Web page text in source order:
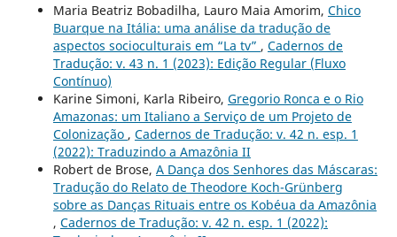
Maria Beatriz Bobadilha, Lauro Maia Amorim, Chico
Buarque na Itália: uma análise da tradução de
aspectos socioculturais em “La tv” , Cadernos de
Tradução: v. 43 n. 1 (2023): Edição Regular (Fluxo
Contínuo)
Karine Simoni, Karla Ribeiro, Gregorio Ronca e o Rio
Amazonas: um Italiano a Serviço de um Projeto de
Colonização , Cadernos de Tradução: v. 42 n. esp. 1
(2022): Traduzindo a Amazônia II
Robert de Brose, A Dança dos Senhores das Máscaras:
Tradução do Relato de Theodore Koch-Grünberg
sobre as Danças Rituais entre os Kobéua da Amazônia
, Cadernos de Tradução: v. 42 n. esp. 1 (2022):